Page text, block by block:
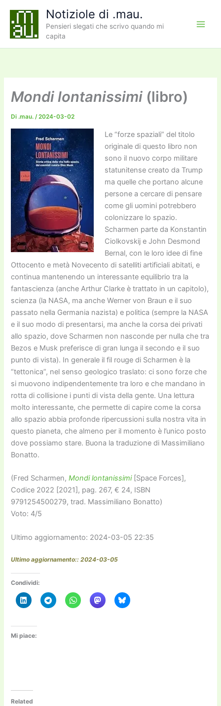
contenuto
Notiziole di .mau.
Pensieri slegati che scrivo quando mi
capita
Mondi lontanissimi (libro)
Di .mau./2024-03-02
Le “forze spaziali” del titolo
originale di questo libro non
sono il nuovo corpo militare
statunitense creato da Trump
ma quelle che portano alcune
persone a cercare di pensare
come gli uomini potrebbero
colonizzare lo spazio.
Scharmen parte da Konstantin
Ciolkovskij e John Desmond
Bernal, con le loro idee di fine
Ottocento e metà Novecento di satelliti artificiali abitati, e
continua mantenendo un interessante equilibrio tra la
fantascienza (anche Arthur Clarke è trattato in un capitolo),
scienza (la NASA, ma anche Werner von Braun e il suo
passato nella Germania nazista) e politica (sempre la NASA
e il suo modo di presentarsi, ma anche la corsa dei privati
allo spazio, dove Scharmen non nasconde per nulla che tra
Bezos e Musk preferisce di gran lunga il secondo e il suo
punto di vista). In generale il fil rouge di Scharmen è la
“tettonica”, nel senso geologico traslato: ci sono forze che
si muovono indipendentemente tra loro e che mandano in
rotta di collisione i punti di vista della gente. Una lettura
molto interessante, che permette di capire come la corsa
allo spazio abbia profonde ripercussioni sulla nostra vita in
questo pianeta, che almeno per il momento è l’unico posto
dove possiamo stare. Buona la traduzione di Massimiliano
Bonatto.
(Fred Scharmen,Mondi lontanissimi[Space Forces],
Codice 2022 [2021], pag. 267, € 24, ISBN
9791254500279, trad. Massimiliano Bonatto)
Voto: 4/5
Ultimo aggiornamento: 2024-03-05 22:35
Ultimo aggiornamento:: 2024-03-05
Condividi:
Mi piace:
Related